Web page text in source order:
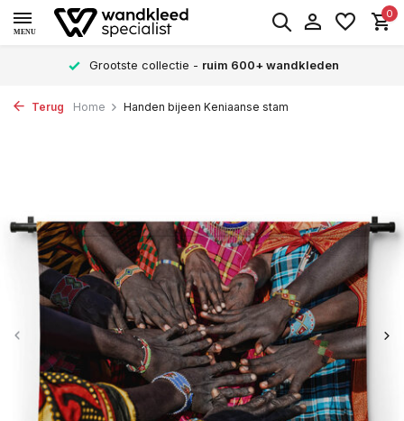
MENU
0
Grootste collectie - ruim 600+ wandkleden
Terug Home Handen bijeen Keniaanse stam